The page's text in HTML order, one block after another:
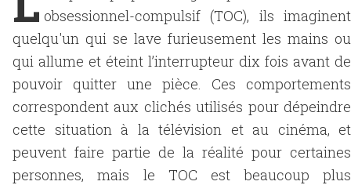
obsessionnel-compulsif (TOC), ils imaginent
quelqu'un qui se lave furieusement les mains ou
qui allume et éteint l’interrupteur dix fois avant de
pouvoir quitter une pièce. Ces comportements
correspondent aux clichés utilisés pour dépeindre
cette situation à la télévision et au cinéma, et
peuvent faire partie de la réalité pour certaines
personnes, mais le TOC est beaucoup plus